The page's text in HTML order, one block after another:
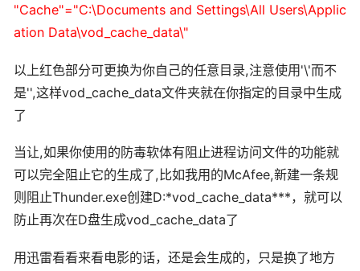
"Cache"="C:\Documents and Settings\All Users\Applic
ation Data\vod_cache_data\"
以上红色部分可更换为你自己的任意目录,注意使用'\'而不
是'',这样vod_cache_data文件夹就在你指定的目录中生成
了
当让,如果你使用的防毒软体有阻止进程访问文件的功能就
可以完全阻止它的生成了,比如我用的McAfee,新建一条规
则阻止Thunder.exe创建D:*vod_cache_data***，就可以
防止再次在D盘生成vod_cache_data了
用迅雷看看来看电影的话，还是会生成的，只是换了地方